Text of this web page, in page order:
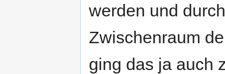
werden und
Zwischenraum
ging das ja auch